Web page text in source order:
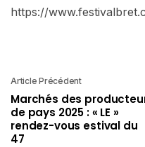
https://
Article Précédent
Marchés des
de pays 2025 : « LE »
rendez-vous estival du
47